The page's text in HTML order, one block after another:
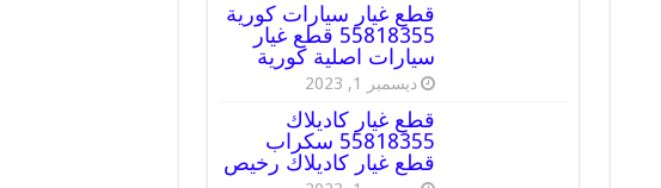
قطع غيار سيارات كورية
55818355 قطع غيار
سيارات اصلية كورية
ديسمبر 1, 2023
قطع غيار كاديلاك
55818355 سكراب
قطع غيار كاديلاك رخيص